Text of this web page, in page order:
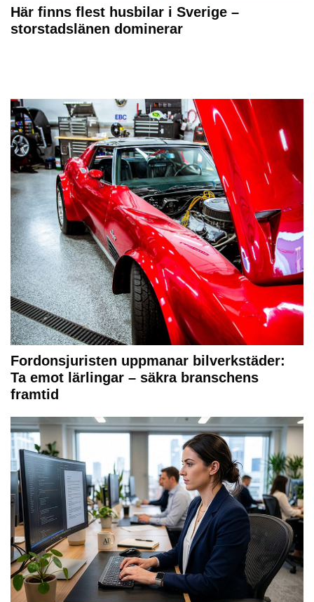
Här finns flest husbilar i Sverige –
storstadslänen dominerar
Fordonsjuristen uppmanar bilverkstäder:
Ta emot lärlingar – säkra branschens
framtid